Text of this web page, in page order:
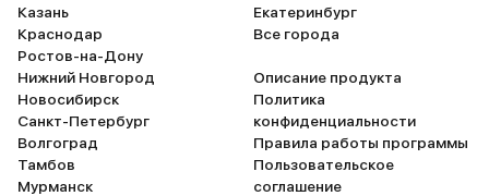
Казань
Краснодар
Ростов-на-Дону
Нижний Новгород
Новосибирск
Санкт-Петербург
Волгоград
Тамбов
Мурманск
Екатеринбург
Все города
Описание продукта
Политика
конфиденциальности
Правила работы программы
Пользовательское
соглашение